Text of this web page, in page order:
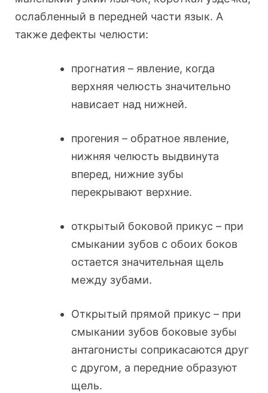
ослабленный в передней части язык. А
также дефекты челюсти:
прогнатия – явление, когда
верхняя челюсть значительно
нависает над нижней.
прогения – обратное явление,
нижняя челюсть выдвинута
вперед, нижние зубы
перекрывают верхние.
открытый боковой прикус – при
смыкании зубов с обоих боков
остается значительная щель
между зубами.
Открытый прямой прикус – при
смыкании зубов боковые зубы
антагонисты соприкасаются друг
с другом, а передние образуют
щель.